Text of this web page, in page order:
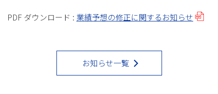
PDF ダウンロード : 業績予想の修正に関するお知らせ
お知らせ一覧